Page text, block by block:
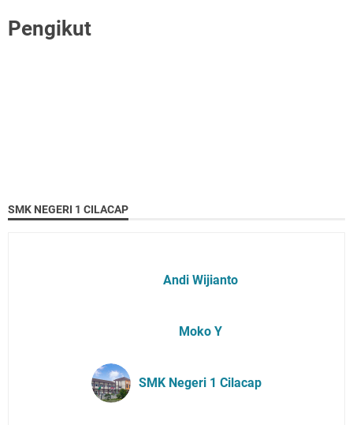
Pengikut
SMK NEGERI 1 CILACAP
Andi Wijianto
Moko Y
SMK Negeri 1 Cilacap